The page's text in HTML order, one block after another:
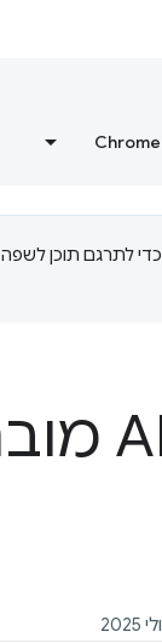
‫Google משתמשת בטכנולוגיית AI כדי לתרגם תוכן לשפה